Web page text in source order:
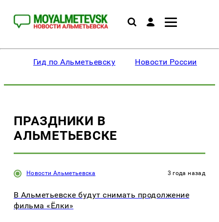
Гид по Альметьевску Новости России
ПРАЗДНИКИ В
АЛЬМЕТЬЕВСКЕ
Новости Альметьевска 3 года назад
В Альметьевске будут снимать продолжение
фильма «Ёлки»